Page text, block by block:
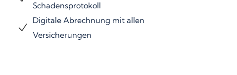
Schadensprotokoll
Digitale Abrechnung mit allen
Versicherungen